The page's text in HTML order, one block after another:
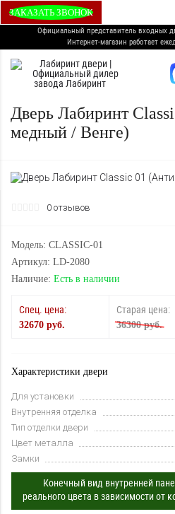
ЗАКАЗАТЬ ЗВОНОК
Официальный представитель входных
Интернет-магазин работает
Дверь Лабиринт
медный / Венге)
0 отзывов
Модель: CLASSIC-01
Артикул: LD-2080
Наличие: Есть в наличии
Спец. цена:
32670 руб.
Старая цена:
36300 руб.
Характеристики двери
Для установки
Внутренняя отделка
Тип отделки двери
Цвет металла
Замки
Конечный вид внутренней
реального цвета в зависимости от